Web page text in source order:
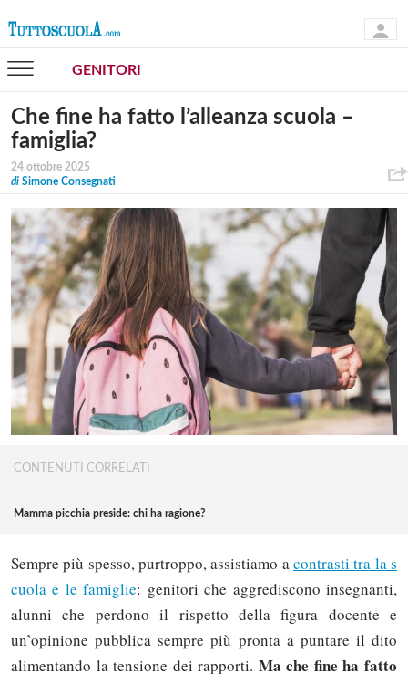
GENITORI
Che fine ha fatto l’alleanza scuola –
famiglia?
24 ottobre 2025
di Simone Consegnati
CONTENUTI CORRELATI
Mamma picchia preside: chi ha ragione?
Sempre più spesso, purtroppo, assistiamo acontrasti tra la s
cuola e le famiglie: genitori che aggrediscono insegnanti,
alunni che perdono il rispetto della figura docente e
un’opinione pubblica sempre più pronta a puntare il dito
alimentando la tensione dei rapporti. Ma che fine ha fatto